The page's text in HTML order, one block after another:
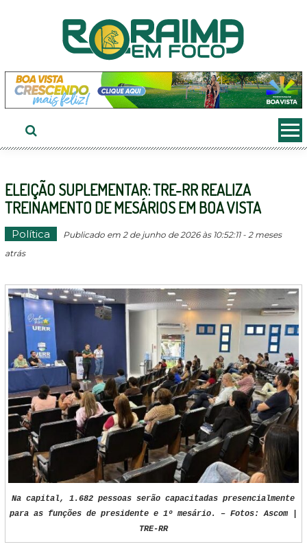
ELEIÇÃO SUPLEMENTAR: TRE-RR REALIZA
TREINAMENTO DE MESÁRIOS EM BOA VISTA
Política
Publicado em 2 de junho de 2026 às 10:52:11 - 2 meses
atrás
Na capital, 1.682 pessoas serão capacitadas presencialmente
para as funções de presidente e 1º mesário. – Fotos: Ascom |
TRE-RR